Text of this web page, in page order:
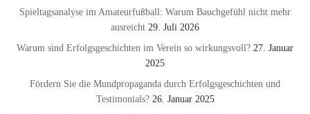
Spieltagsanalyse im Amateurfußball: Warum Bauchgefühl nicht mehr
ausreicht 29. Juli 2026
Warum sind Erfolgsgeschichten im Verein so wirkungsvoll? 27. Januar
2025
Fördern Sie die Mundpropaganda durch Erfolgsgeschichten und
Testimonials? 26. Januar 2025